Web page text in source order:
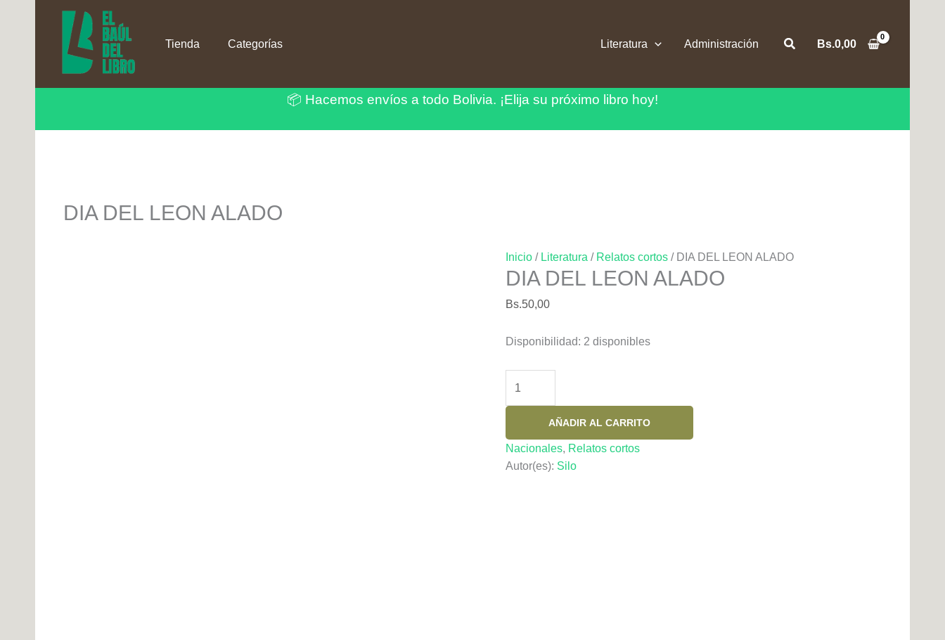
contenido
Tienda Categorías Literatura Administración BuscarBs.0,00
📦 Hacemos envíos a todo Bolivia. ¡Elija su próximo libro hoy!
DIA DEL LEON ALADO
Inicio/ Literatura / Relatos cortos/ DIA DEL LEON ALADO
DIA DEL LEON ALADO
Bs.50,00
Disponibilidad: 2 disponibles
DEL
cantidad
AÑADIR AL CARRITO
Nacionales, Relatos cortos
Autor(es): Silo